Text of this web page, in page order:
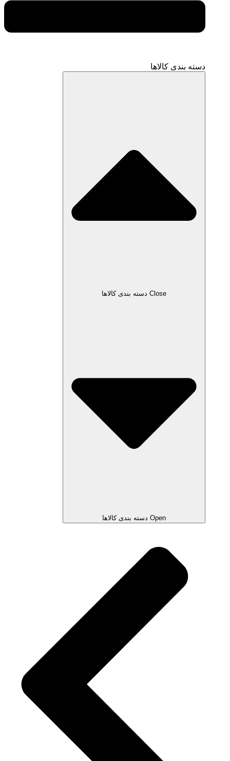
دسته بندی کالاها
Close دسته بندی کالاها
Open دسته بندی کالاها